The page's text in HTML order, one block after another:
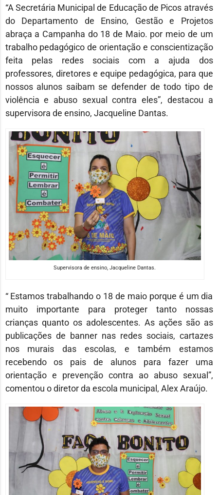
“A Secretária Municipal de Educação de Picos através
do Departamento de Ensino, Gestão e Projetos
abraça a Campanha do 18 de Maio. por meio de um
trabalho pedagógico de orientação e conscientização
feita pelas redes sociais com a ajuda dos
professores, diretores e equipe pedagógica, para que
nossos alunos saibam se defender de todo tipo de
violência e abuso sexual contra eles”, destacou a
supervisora de ensino, Jacqueline Dantas.
Supervisora de ensino, Jacqueline Dantas.
“ Estamos trabalhando o 18 de maio porque é um dia
muito importante para proteger tanto nossas
crianças quanto os adolescentes. As ações são as
publicações de banner nas redes sociais, cartazes
nos murais das escolas, e também estamos
recebendo os pais de alunos para fazer uma
orientação e prevenção contra ao abuso sexual”,
comentou o diretor da escola municipal, Alex Araújo.